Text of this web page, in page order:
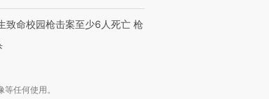
致命校园枪击案至少6人死亡 枪
任何使用。